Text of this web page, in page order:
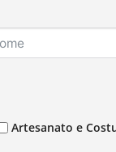
Artesanato e